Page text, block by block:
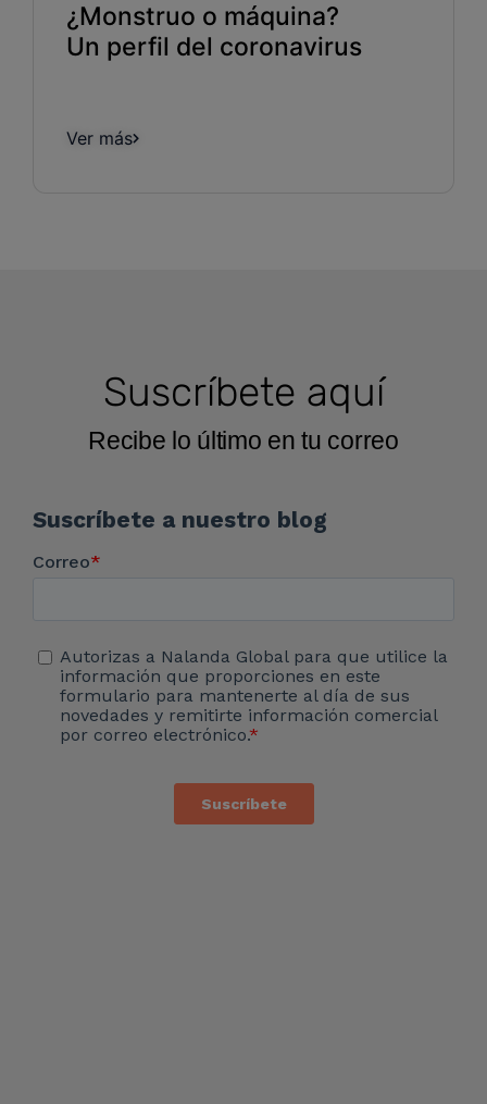
¿Monstruo o máquina?
Un perfil del coronavirus
Ver más
Suscríbete aquí
Recibe lo último en tu correo